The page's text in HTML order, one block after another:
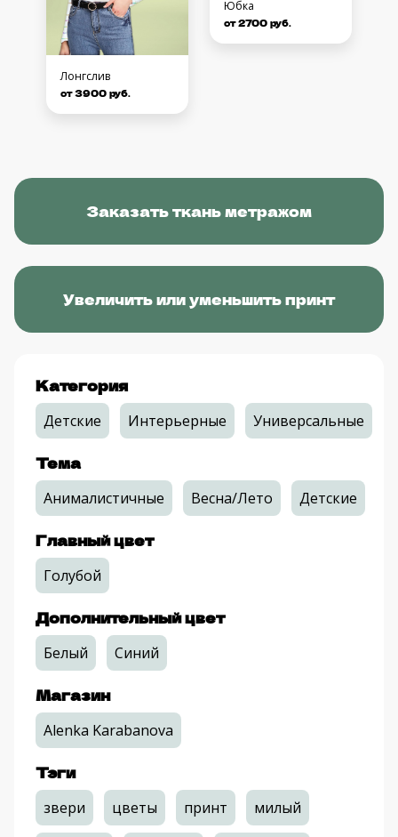
Лонгслив
от 3900 руб.
Юбка
от 2700 руб.
Заказать ткань метражом
Увеличить или уменьшить принт
Категория
Детские Интерьерные Универсальные
Тема
Анималистичные Весна/Лето Детские
Главный цвет
Голубой
Дополнительный цвет
Белый Синий
Магазин
Alenka Karabanova
Тэги
звери цветы принт милый